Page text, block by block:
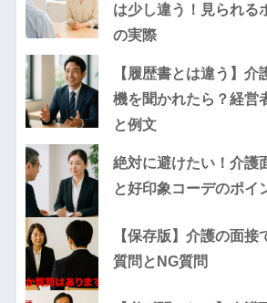
は少し違う！見られる
の実際
【履歴書とは違う】介
機を聞かれたら？経営
と例文
絶対に避けたい！介護
と好印象コーデのポイ
【保存版】介護の面接
質問とNG質問